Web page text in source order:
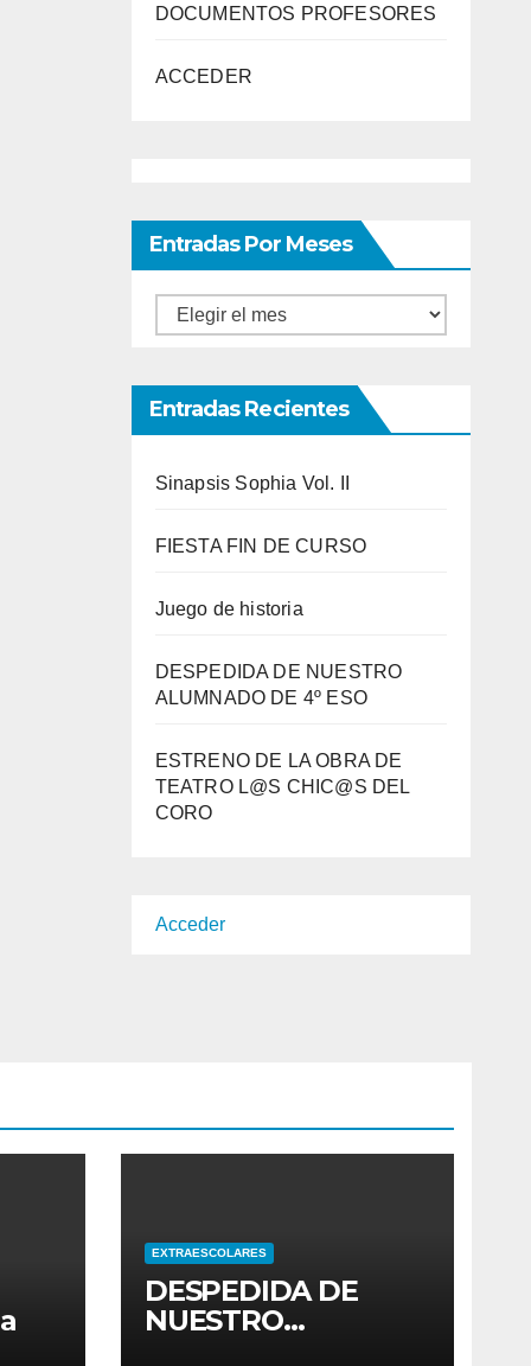
DOCUMENTOS PROFESORES
ACCEDER
Entradas Por Meses
Entradas
meses
Entradas Recientes
Sinapsis Sophia Vol. II
FIESTA FIN DE CURSO
Juego de historia
DESPEDIDA DE NUESTRO
ALUMNADO DE 4º ESO
ESTRENO DE LA OBRA DE
TEATRO L@S CHIC@S DEL
CORO
Acceder
EXTRAESCOLARES
DESPEDIDA DE
NUESTRO